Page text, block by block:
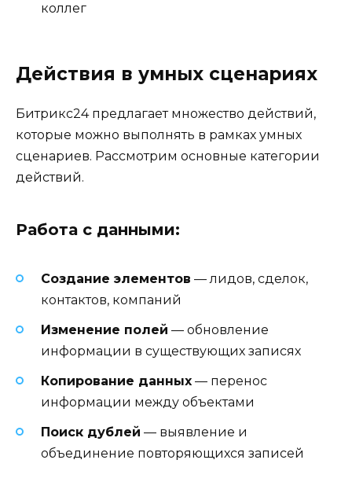
коллег
Действия в умных сценариях
Битрикс24 предлагает множество действий,
которые можно выполнять в рамках умных
сценариев. Рассмотрим основные категории
действий.
Работа с данными:
Создание элементов — лидов, сделок,
контактов, компаний
Изменение полей — обновление
информации в существующих записях
Копирование данных — перенос
информации между объектами
Поиск дублей — выявление и
объединение повторяющихся записей